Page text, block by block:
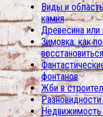
Виды и
камня
Древесина или
Зимовка: как
фонтанов
Жби в
Недвижимость